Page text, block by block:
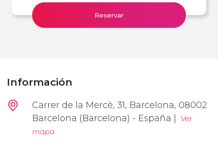
Reservar
Información
Carrer de la Mercè, 31, Barcelona, 08002
Barcelona (Barcelona) - España |
Ver
mapa